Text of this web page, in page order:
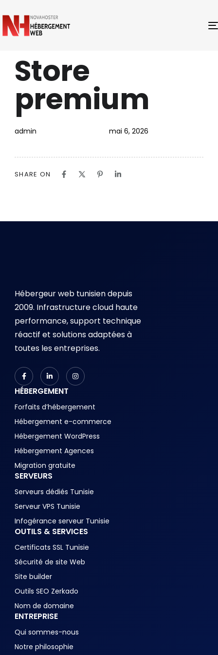
PUBLISHED
IN:
Store
premium
Author
admin
Published
on:
mai 6, 2026
SHARE ON
Hébergeur web tunisien depuis
2009. Infrastructure cloud haute
performance, support technique
réactif et solutions adaptées à
toutes les entreprises.
HÉBERGEMENT
Forfaits d’hébergement
Hébergement e-commerce
Hébergement WordPress
Hébergement Agences
Migration gratuite
SERVEURS
Serveurs dédiés Tunisie
Serveur VPS Tunisie
Infogérance serveur Tunisie
OUTILS & SERVICES
Certificats SSL Tunisie
Sécurité de site Web
Site builder
Outils SEO Zerkado
Nom de domaine
ENTREPRISE
Qui sommes-nous
Notre philosophie